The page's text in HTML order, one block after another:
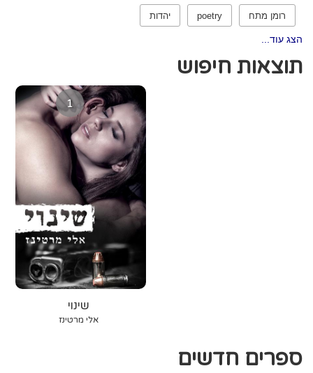
רומן מתח poetry יהדות
הצג עוד...
תוצאות חיפוש
1
שינוי
אלי מרטינז
ספרים חדשים